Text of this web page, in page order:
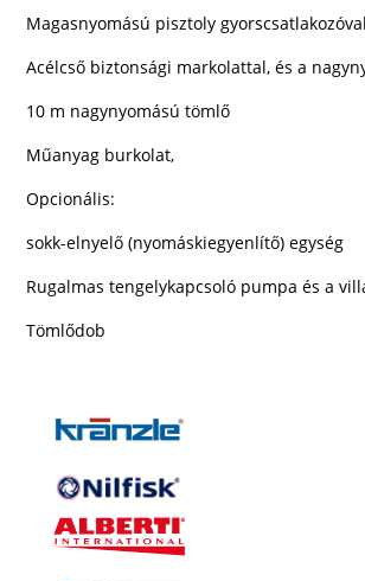
Magasnyomású pisztoly gyorscsatlakozóval
Acélcső biztonsági markolattal, és a
10 m nagynyomású tömlő
Műanyag burkolat,
Opcionális:
sokk-elnyelő (nyomáskiegyenlítő) egység
Rugalmas tengelykapcsoló pumpa és a
Tömlődob